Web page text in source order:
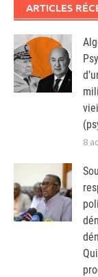
ARTICLES
8